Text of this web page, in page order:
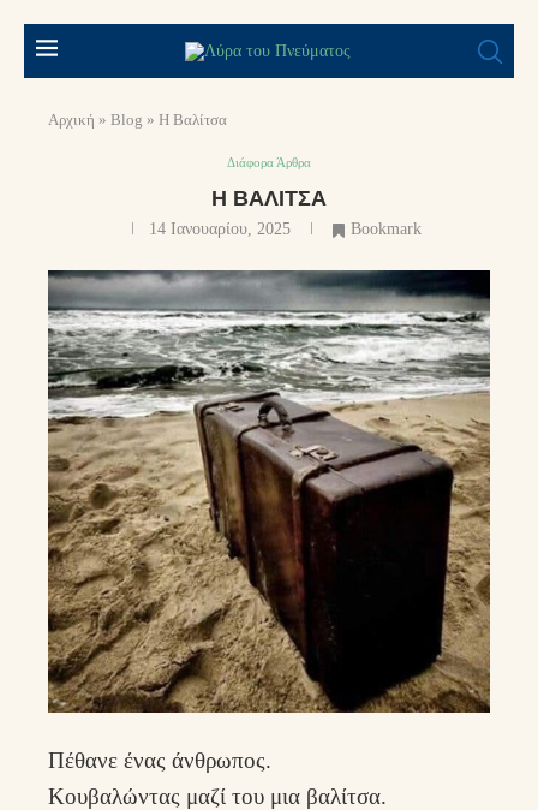
Αρχική » Blog » Η Βαλίτσα
Διάφορα Άρθρα
Η ΒΑΛΊΤΣΑ
14 Ιανουαρίου, 2025 Bookmark
Πέθανε ένας άνθρωπος.
Κουβαλώντας μαζί του μια βαλίτσα.